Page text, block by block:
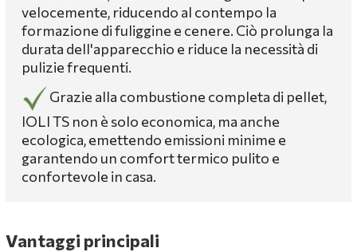
velocemente, riducendo al contempo la
formazione di fuliggine e cenere. Ciò prolunga la
durata dell'apparecchio e riduce la necessità di
pulizie frequenti.
Grazie alla combustione completa di pellet,
IOLI TS non è solo economica, ma anche
ecologica, emettendo emissioni minime e
garantendo un comfort termico pulito e
confortevole in casa.
Vantaggi principali